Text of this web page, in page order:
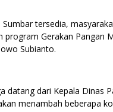
tersedia,
program Gerakan Pangan
Subianto.
datang dari Kepala Dinas
menambah beberapa